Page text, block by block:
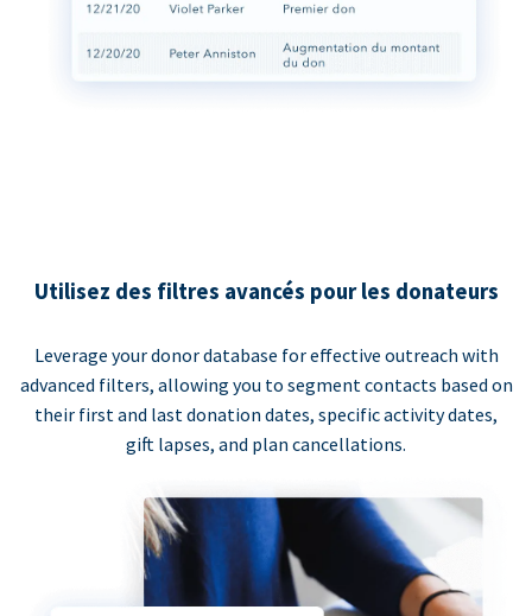
Utilisez des filtres avancés pour les donateurs
Leverage your donor database for effective outreach with
advanced filters, allowing you to segment contacts based on
their first and last donation dates, specific activity dates,
gift lapses, and plan cancellations.